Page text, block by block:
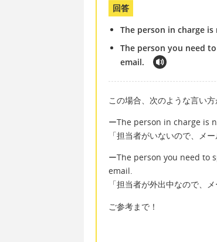
回答
The person in charge
The person you need
email.
この場合、次のような言い方
ーThe person in charge is
「担当者がいないので、メ
ーThe person you need to
email.
「担当者が外出中なので、
ご参考まで！